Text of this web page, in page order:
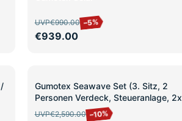
UVP€990.00 –5%
€939.00
SALE
Gumotex Seawave Set (3. Sitz, 2
Personen Verdeck, Steueranlage, 2x
Schürze)
UVP€2,590.00 –10%